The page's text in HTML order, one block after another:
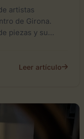
artistas
de Girona.
piezas y su
Leer artículo